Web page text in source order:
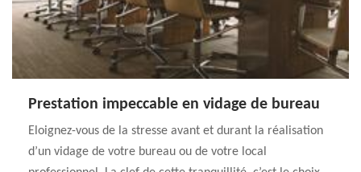
Prestation impeccable en vidage de bureau
Eloignez-vous de la stresse avant et durant la réalisation
d’un vidage de votre bureau ou de votre local